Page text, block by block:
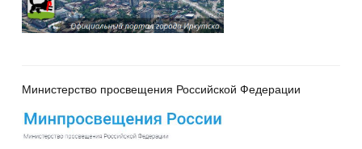
Министерство просвещения Российской Федерации